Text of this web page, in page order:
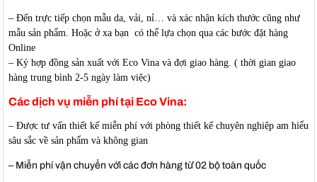
– Đến trực tiếp chọn mẫu da, vải, nỉ… và xác nhận kích thước cũng như
mẫu sản phẩm. Hoặc ở xa bạn có thể lựa chọn qua các bước đặt hàng
Online
– Ký hợp đồng sản xuất với Eco Vina và đợi giao hàng. ( thời gian giao
hàng trung bình 2-5 ngày làm việc)
Các dịch vụ miễn phí tại Eco Vina:
– Được tư vấn thiết kế miễn phí với phòng thiết kế chuyên nghiệp am hiểu
sâu sắc về sản phẩm và không gian
– Miễn phí vận chuyển với các đơn hàng từ 02 bộ toàn quốc